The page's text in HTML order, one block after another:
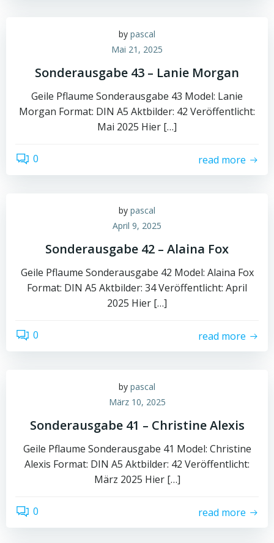
by pascal
Mai 21, 2025
Sonderausgabe 43 – Lanie Morgan
Geile Pflaume Sonderausgabe 43 Model: Lanie
Morgan Format: DIN A5 Aktbilder: 42 Veröffentlicht:
Mai 2025 Hier […]
0 read more
by pascal
April 9, 2025
Sonderausgabe 42 – Alaina Fox
Geile Pflaume Sonderausgabe 42 Model: Alaina Fox
Format: DIN A5 Aktbilder: 34 Veröffentlicht: April
2025 Hier […]
0 read more
by pascal
März 10, 2025
Sonderausgabe 41 – Christine Alexis
Geile Pflaume Sonderausgabe 41 Model: Christine
Alexis Format: DIN A5 Aktbilder: 42 Veröffentlicht:
März 2025 Hier […]
0 read more